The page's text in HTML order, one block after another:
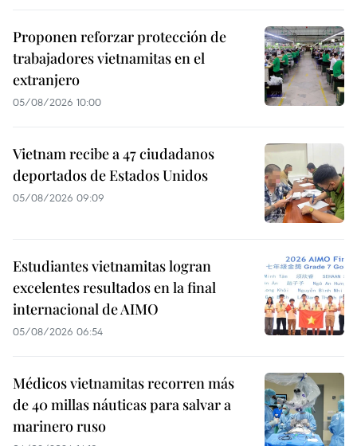
Proponen reforzar protección de
trabajadores vietnamitas en el
extranjero
05/08/2026 10:00
Vietnam recibe a 47 ciudadanos
deportados de Estados Unidos
05/08/2026 09:09
Estudiantes vietnamitas logran
excelentes resultados en la final
internacional de AIMO
05/08/2026 06:54
Médicos vietnamitas recorren más
de 40 millas náuticas para salvar a
marinero ruso